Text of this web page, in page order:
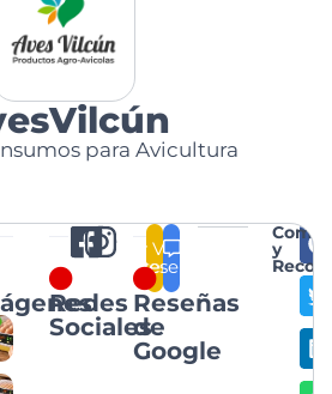
para Avicultura
Redes
Sociales
Reseñas
de
Google
Ver
Reseñas
Reseñar
y